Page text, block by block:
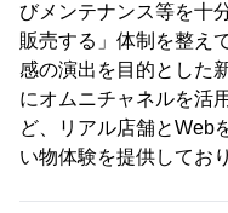
びメンテナンス等を十
販売する」体制を整え
感の演出を目的とした
にオムニチャネルを活
ど、リアル店舗とWeb
い物体験を提供してお